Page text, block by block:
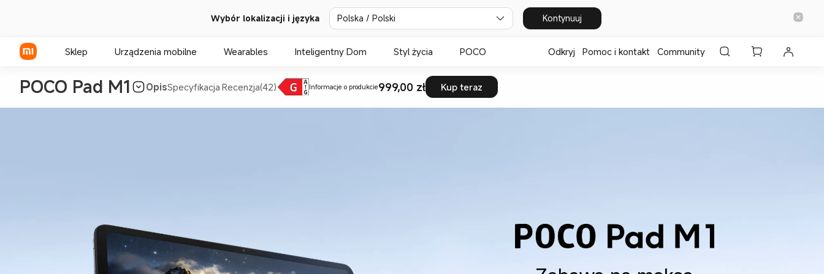
Wybór lokalizacji i języka Polska / Polski Kontynuuj
Sklep Urządzenia mobilne Wearables Inteligentny Dom Styl życia POCO Odkryj Pomoc i kontakt Community
POCO Pad M1 OpisSpecyfikacja Recenzja(42) Informacje o produkcie999,00 zł Kup teraz